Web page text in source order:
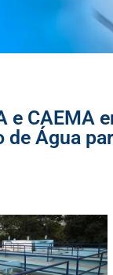
e CAEMA
Água